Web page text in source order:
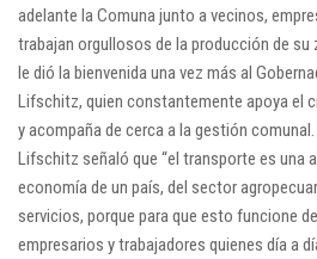
adelante la Comuna junto a vecinos,
trabajan orgullosos de la producción de su
le dió la bienvenida una vez más al
Lifschitz, quien constantemente apoya el
y acompaña de cerca a la gestión
Lifschitz señaló que “el transporte es una
economía de un país, del sector
servicios, porque para que esto funcione
empresarios y trabajadores quienes día a